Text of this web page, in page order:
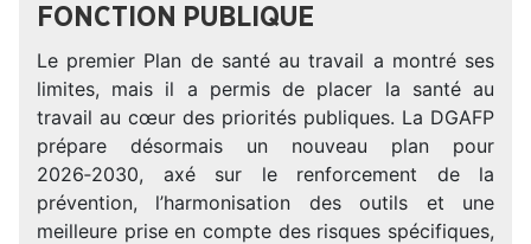
FONCTION PUBLIQUE
Le premier Plan de santé au travail a montré ses
limites, mais il a permis de placer la santé au
travail au cœur des priorités publiques. La DGAFP
prépare désormais un nouveau plan pour
2026‑2030, axé sur le renforcement de la
prévention, l’harmonisation des outils et une
meilleure prise en compte des risques spécifiques,